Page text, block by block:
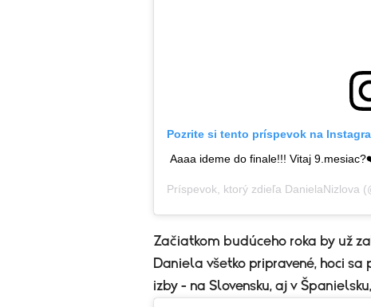
Pozrite si tento príspevok na
Aaaa ideme do finale!!! Vitaj
Príspevok, ktorý zdieľa DanielaNizlova
Začiatkom budúceho roka by už
Daniela všetko pripravené, hoci
izby - na Slovensku, aj v